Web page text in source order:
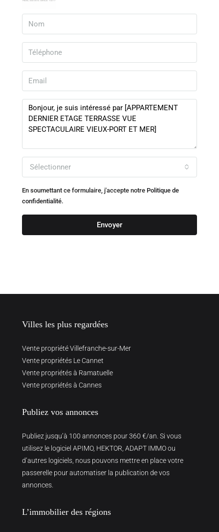
Sélectionner
En soumettant ce formulaire, j'accepte notre Politique de
confidentialité.
Envoyer
Villes les plus regardées
Vente propriété Villefranche-sur-Mer
Vente propriétés Le Cannet
Vente propriétés à Ramatuelle
Vente propriétés à Cannes
Publiez vos annonces
Publiez jusqu’à 100 annonces pour 360 €/an. Si vous
utilisez le logiciel APIMO, HEKTOR, ADAPT IMMO ou
d’autres logiciels, nous pouvons mettre en place votre
passerelle pour automatiser la publication de vos
annonces.
L’immobilier des régions